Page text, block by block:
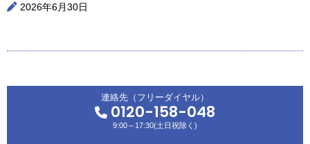
2026年6月30日
連絡先（フリーダイヤル）
0120-158-048
9:00～17:30(土日祝除く)